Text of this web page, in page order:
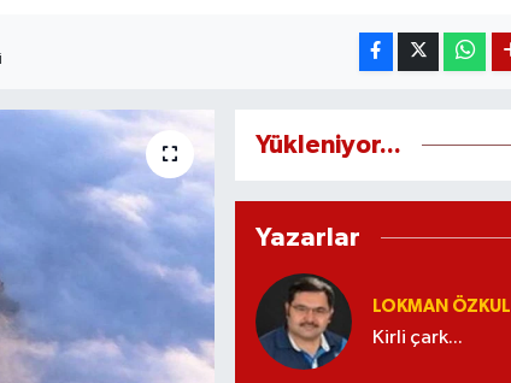
Yükleniyor...
Yazarlar
LOKMAN ÖZKUL
Kirli çark...